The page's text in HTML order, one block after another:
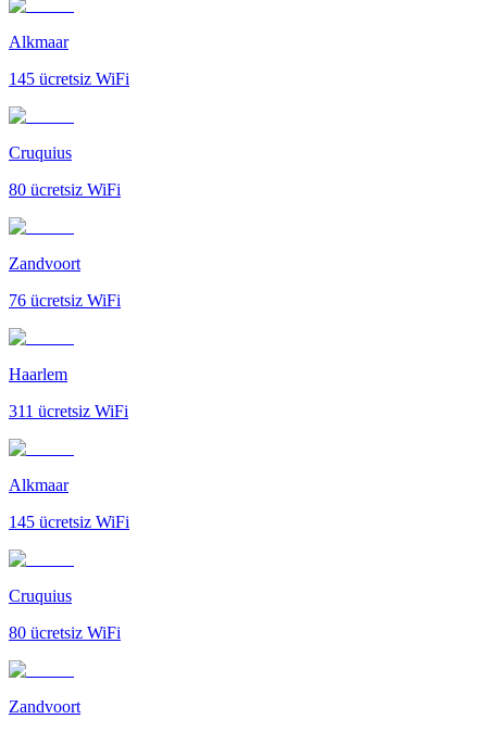
Alkmaar
145 ücretsiz WiFi
Cruquius
80 ücretsiz WiFi
Zandvoort
76 ücretsiz WiFi
Haarlem
311 ücretsiz WiFi
Alkmaar
145 ücretsiz WiFi
Cruquius
80 ücretsiz WiFi
Zandvoort